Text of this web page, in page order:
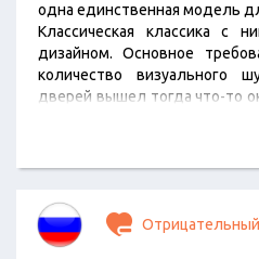
одна единственная модель
Классическая классика с
дизайном. Основное
количество визуального
дверей вышел тогда что-то
качественное полотно.
Предупредили за час,